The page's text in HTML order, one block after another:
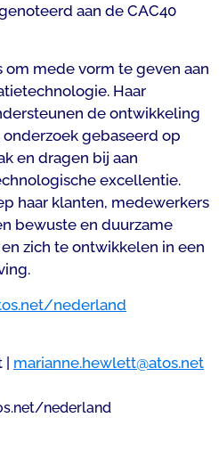
aan de CAC40
om mede vorm te geven aan
Haar
de ontwikkeling
gebaseerd op
en dragen bij aan
excellentie.
haar klanten, medewerkers
bewuste en duurzame
zich te ontwikkelen in een
nederland
marianne.hewlett@atos.net
nederland